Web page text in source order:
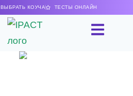
ВЫБРАТЬ КОУЧА ТЕСТЫ ОНЛАЙН